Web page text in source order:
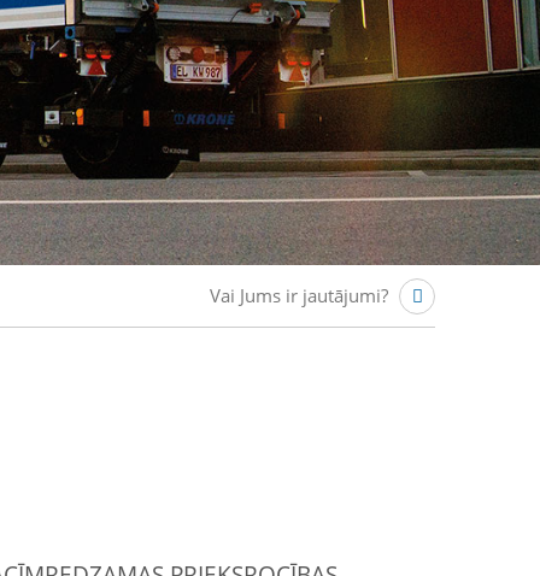
Vai Jums ir jautājumi?